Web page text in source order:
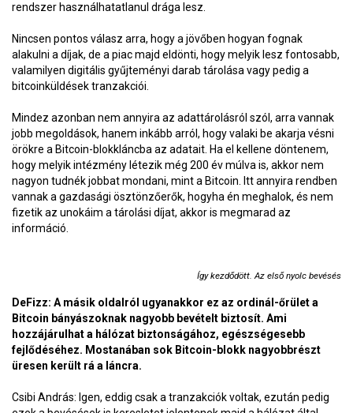
rendszer használhatatlanul drága lesz.
Nincsen pontos válasz arra, hogy a jövőben hogyan fognak
alakulni a díjak, de a piac majd eldönti, hogy melyik lesz fontosabb,
valamilyen digitális gyűjteményi darab tárolása vagy pedig a
bitcoinküldések tranzakciói.
Mindez azonban nem annyira az adattárolásról szól, arra vannak
jobb megoldások, hanem inkább arról, hogy valaki be akarja vésni
örökre a Bitcoin-blokkláncba az adatait. Ha el kellene döntenem,
hogy melyik intézmény létezik még 200 év múlva is, akkor nem
nagyon tudnék jobbat mondani, mint a Bitcoin. Itt annyira rendben
vannak a gazdasági ösztönzőerők, hogyha én meghalok, és nem
fizetik az unokáim a tárolási díjat, akkor is megmarad az
információ.
Így kezdődött. Az első nyolc bevésés
DeFizz: A másik oldalról ugyanakkor ez az ordinál-őrület a
Bitcoin bányászoknak nagyobb bevételt biztosít. Ami
hozzájárulhat a hálózat biztonságához, egészségesebb
fejlődéséhez. Mostanában sok Bitcoin-blokk nagyobbrészt
üresen került rá a láncra.
Csibi András: Igen, eddig csak a tranzakciók voltak, ezután pedig